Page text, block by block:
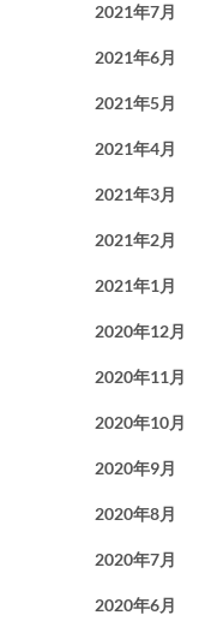
2021年7月
2021年6月
2021年5月
2021年4月
2021年3月
2021年2月
2021年1月
2020年12月
2020年11月
2020年10月
2020年9月
2020年8月
2020年7月
2020年6月